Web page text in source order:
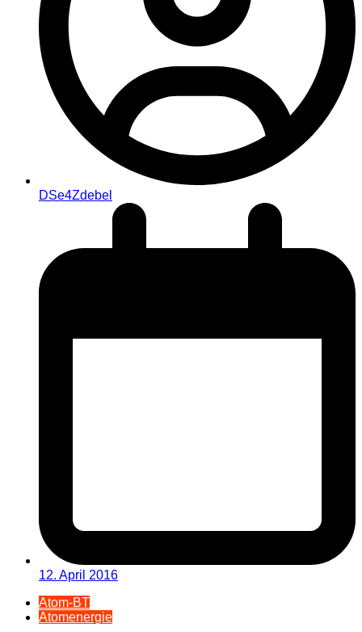
DSe4Zdebel
12. April 2016
Atom-BT
Atomenergie